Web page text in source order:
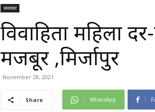
समाचार
विवाहिता महिला
मजबूर ,मिर्जापुर
November 28, 2021
Share WhatsApp